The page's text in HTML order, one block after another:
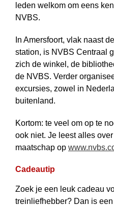
leden welkom om eens
NVBS.
In Amersfoort, vlak naast
station, is NVBS Centraal
zich de winkel, de
de NVBS. Verder
excursies, zowel in
buitenland.
Kortom: te veel om op te
ook niet. Je leest alles
maat­schap op
Cadeautip
Zoek je een leuk cadeau
treinliefhebber? Dan is